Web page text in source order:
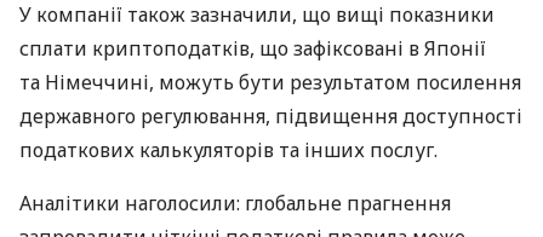
У компанії також зазначили, що вищі показники
сплати криптоподатків, що зафіксовані в Японії
та Німеччині, можуть бути результатом посилення
державного регулювання, підвищення доступності
податкових калькуляторів та інших послуг.
Аналітики наголосили: глобальне прагнення